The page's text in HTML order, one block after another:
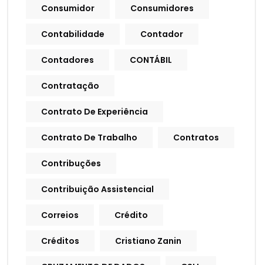
Consumidor Consumidores
Contabilidade Contador
Contadores CONTÁBIL
Contratação
Contrato De Experiência
Contrato De Trabalho Contratos
Contribuções
Contribuição Assistencial
Correios Crédito
Créditos Cristiano Zanin